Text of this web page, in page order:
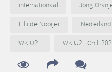
internationaal Jong
Lilli de Nooijer
Nederland
WK U21
WK U21 Chili